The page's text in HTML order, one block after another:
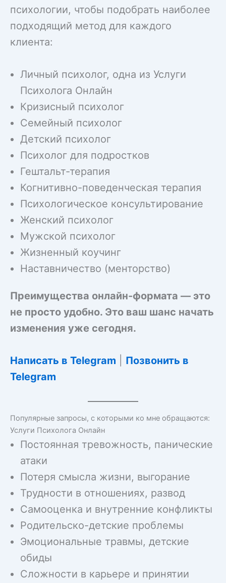
психологии, чтобы подобрать наиболее
подходящий метод для каждого
клиента:
Личный психолог, одна из Услуги
Психолога Онлайн
Кризисный психолог
Семейный психолог
Детский психолог
Психолог для подростков
Гештальт-терапия
Когнитивно-поведенческая терапия
Психологическое консультирование
Женский психолог
Мужской психолог
Жизненный коучинг
Наставничество (менторство)
Преимущества онлайн-формата — это
не просто удобно. Это ваш шанс начать
изменения уже сегодня.
Написать в Telegram
Позвонить в
Telegram
Популярные запросы, с которыми ко мне обращаются:
Услуги Психолога Онлайн
Постоянная тревожность, панические
атаки
Потеря смысла жизни, выгорание
Трудности в отношениях, развод
Самооценка и внутренние конфликты
Родительско-детские проблемы
Эмоциональные травмы, детские
обиды
Сложности в карьере и принятии